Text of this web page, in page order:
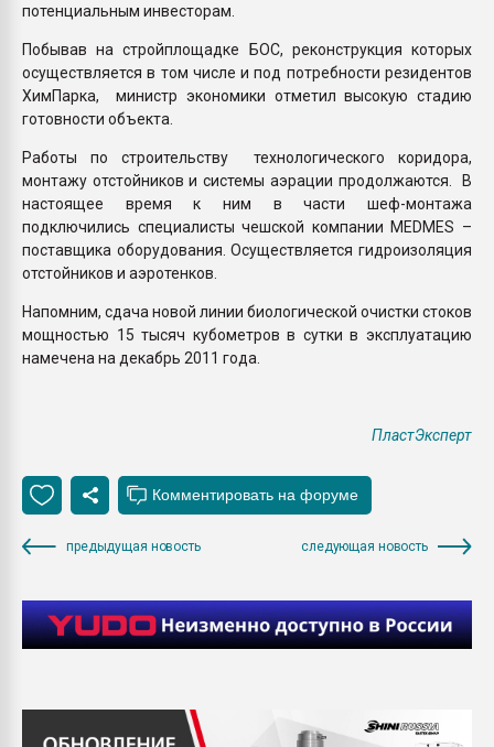
потенциальным инвесторам.
Побывав на стройплощадке БОС, реконструкция которых
осуществляется в том числе и под потребности резидентов
ХимПарка, министр экономики отметил высокую стадию
готовности объекта.
Работы по строительству технологического коридора,
монтажу отстойников и системы аэрации продолжаются. В
настоящее время к ним в части шеф-монтажа
подключились специалисты чешской компании MEDMES –
поставщика оборудования. Осуществляется гидроизоляция
отстойников и аэротенков.
Напомним, сдача новой линии биологической очистки стоков
мощностью 15 тысяч кубометров в сутки в эксплуатацию
намечена на декабрь 2011 года.
ПластЭксперт
предыдущая новость следующая новость